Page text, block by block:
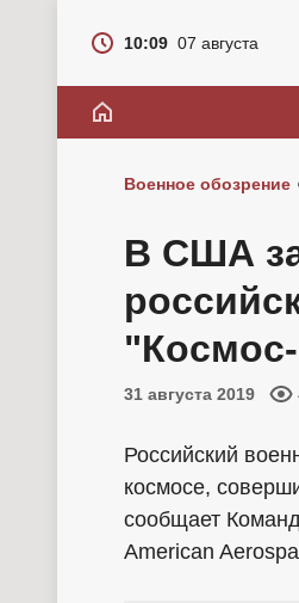
10:09 07 августа
Военное обозрение
В США
31 августа 2019
Российский
космосе,
сообщает
American